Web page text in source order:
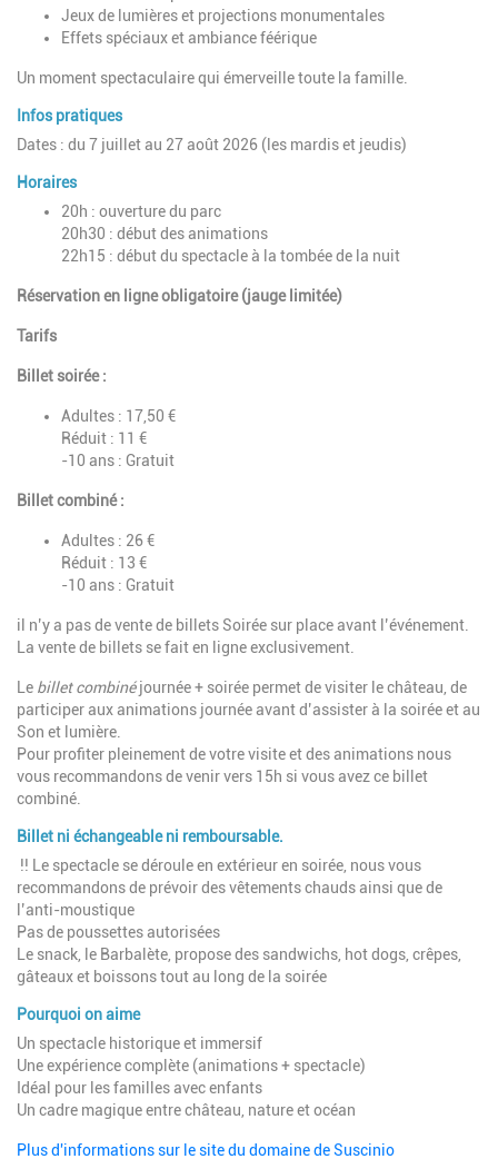
Jeux de lumières et projections monumentales
Effets spéciaux et ambiance féérique
Un moment spectaculaire qui émerveille toute la famille.
Infos pratiques
Dates : du 7 juillet au 27 août 2026 (les mardis et jeudis)
Horaires
20h : ouverture du parc
20h30 : début des animations
22h15 : début du spectacle à la tombée de la nuit
Réservation en ligne obligatoire (jauge limitée)
Tarifs
Billet soirée :
Adultes : 17,50 €
Réduit : 11 €
-10 ans : Gratuit
Billet combiné :
Adultes : 26 €
Réduit : 13 €
-10 ans : Gratuit
il n’y a pas de vente de billets Soirée sur place avant l’événement.
La vente de billets se fait en ligne exclusivement.
Le billet combinéjournée + soirée permet de visiter le château, de
participer aux animations journée avant d’assister à la soirée et au
Son et lumière.
Pour profiter pleinement de votre visite et des animations nous
vous recommandons de venir vers 15h si vous avez ce billet
combiné.
Billet ni échangeable ni remboursable.
!! Le spectacle se déroule en extérieur en soirée, nous vous
recommandons de prévoir des vêtements chauds ainsi que de
l’anti-moustique
Pas de poussettes autorisées
Le snack, le Barbalète, propose des sandwichs, hot dogs, crêpes,
gâteaux et boissons tout au long de la soirée
Pourquoi on aime
Un spectacle historique et immersif
Une expérience complète (animations + spectacle)
Idéal pour les familles avec enfants
Un cadre magique entre château, nature et océan
Plus d'informations sur le site du domaine de Suscinio